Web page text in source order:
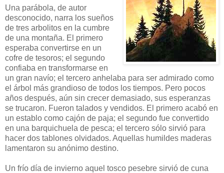
Una parábola, de autor
desconocido, narra los sueños
de tres arbolitos en la cumbre
de una montaña. El primero
esperaba convertirse en un
cofre de tesoros; el segundo
confiaba en transformarse en
un gran navío; el tercero anhelaba para ser admirado como
el árbol más grandioso de todos los tiempos. Pero pocos
años después, aún sin crecer demasiado, sus esperanzas
se trucaron. Fueron talados y vendidos. El primero acabó en
un establo como cajón de paja; el segundo fue convertido
en una barquichuela de pesca; el tercero sólo sirvió para
hacer dos tablones olvidados. Aquellas humildes maderas
lamentaron su anónimo destino.
Un frío día de invierno aquel tosco pesebre sirvió de cuna